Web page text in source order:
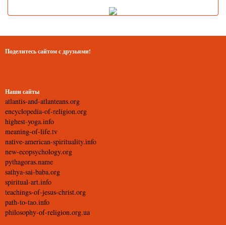
Поделитесь сайтом с друзьями!
Наши сайты
atlantis-and-atlanteans.org
encyclopedia-of-religion.org
highest-yoga.info
meaning-of-life.tv
native-american-spirituality.info
new-ecopsychology.org
pythagoras.name
sathya-sai-baba.org
spiritual-art.info
teachings-of-jesus-christ.org
path-to-tao.info
philosophy-of-religion.org.ua